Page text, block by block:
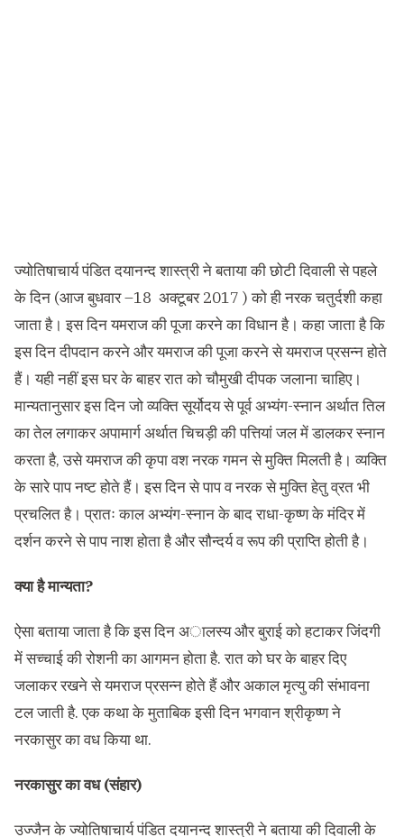
ज्योतिषाचार्य पंडित दयानन्द शास्त्री ने बताया की छोटी दिवाली से पहले
के दिन (आज बुधवार –18 अक्टूबर 2017 ) को ही नरक चतुर्दशी कहा
जाता है। इस दिन यमराज की पूजा करने का विधान है। कहा जाता है कि
इस दिन दीपदान करने और यमराज की पूजा करने से यमराज प्रसन्न होते
हैं। यही नहीं इस घर के बाहर रात को चौमुखी दीपक जलाना चाहिए।
मान्यतानुसार इस दिन जो व्यक्ति सूर्योदय से पूर्व अभ्यंग-स्नान अर्थात तिल
का तेल लगाकर अपामार्ग अर्थात चिचड़ी की पत्तियां जल में डालकर स्नान
करता है, उसे यमराज की कृपा वश नरक गमन से मुक्ति मिलती है। व्यक्ति
के सारे पाप नष्ट होते हैं। इस दिन से पाप व नरक से मुक्ति हेतु व्रत भी
प्रचलित है। प्रातः काल अभ्यंग-स्नान के बाद राधा-कृष्ण के मंदिर में
दर्शन करने से पाप नाश होता है और सौन्दर्य व रूप की प्राप्ति होती है।
क्या है मान्यता?
ऐसा बताया जाता है कि इस दिन अालस्य और बुराई को हटाकर जिंदगी
में सच्चाई की रोशनी का आगमन होता है. रात को घर के बाहर दिए
जलाकर रखने से यमराज प्रसन्न होते हैं और अकाल मृत्यु की संभावना
टल जाती है. एक कथा के मुताबिक इसी दिन भगवान श्रीकृष्ण ने
नरकासुर का वध किया था.
नरकासुर का वध (संहार)
उज्जैन के ज्योतिषाचार्य पंडित दयानन्द शास्त्री ने बताया की द‍िवाली के